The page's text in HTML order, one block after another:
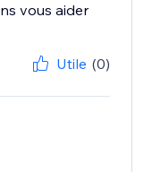
vous aider
Utile (0)